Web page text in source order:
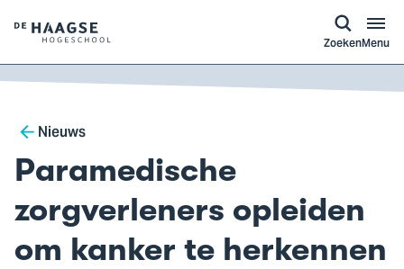
Logo
van
De
Hogeschool,
ga
naar
de
homepagina
ZoekenMenu
Breadcrumb
Nieuws
Paramedische
zorgverleners opleiden
om kanker te herkennen